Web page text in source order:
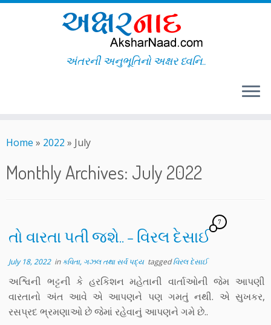
to
અંતરની અનુભૂતિનો અક્ષર ધ્વનિ..
Home » 2022 » July
Monthly Archives: July 2022
તો વારતા પતી જશે.. – વિરલ દેસાઈ
7
July 18, 2022inકવિતા, ગઝલ તથા સર્વ પદ્ય taggedવિરલ દેસાઈ
અશ્વિની ભટ્ટની કે હરકિશન મહેતાની વાર્તાઓની જેમ આપણી
વારતાનો અંત આવે એ આપણને પણ ગમતું નથી. એ સુખકર,
રસપ્રદ ભ્રમણાઓ છે જેમાં રહેવાનું આપણને ગમે છે..